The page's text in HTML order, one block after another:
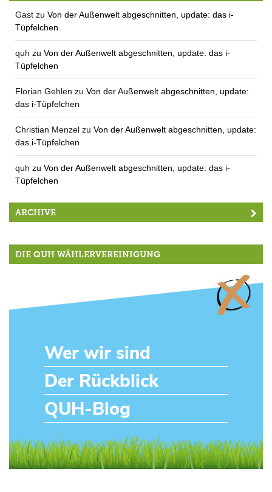
Gast zu Von der Außenwelt abgeschnitten, update: das i-
Tüpfelchen
quh zu Von der Außenwelt abgeschnitten, update: das i-
Tüpfelchen
Florian Gehlen zu Von der Außenwelt abgeschnitten, update:
das i-Tüpfelchen
Christian Menzel zu Von der Außenwelt abgeschnitten, update:
das i-Tüpfelchen
quh zu Von der Außenwelt abgeschnitten, update: das i-
Tüpfelchen
ARCHIVE
DIE QUH WÄHLERVEREINIGUNG
Wer wir sind
Der Rückblick
QUH-Blog